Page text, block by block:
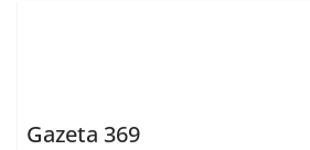
Gazeta 369